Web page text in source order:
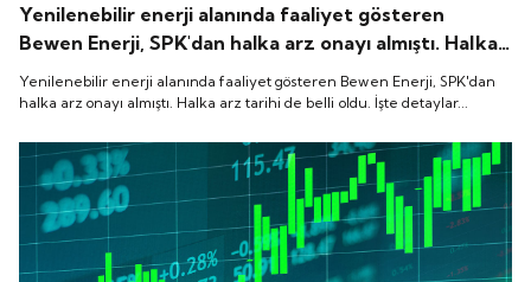
Yenilenebilir enerji alanında faaliyet gösteren
Bewen Enerji, SPK'dan halka arz onayı almıştı. Halka
arz tarihi de belli oldu. İşte detaylar...
Yenilenebilir enerji alanında faaliyet gösteren Bewen Enerji, SPK'dan
halka arz onayı almıştı. Halka arz tarihi de belli oldu. İşte detaylar...